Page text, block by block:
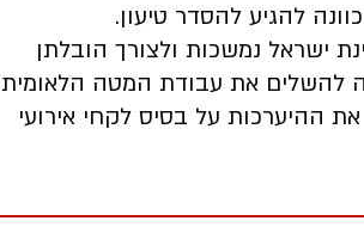
להגיע להסדר טיעון.
ישראל נמשכות ולצורך הובלתן
להשלים את עבודת המטה הלאומית
ההיערכות על בסיס לקחי אירועי